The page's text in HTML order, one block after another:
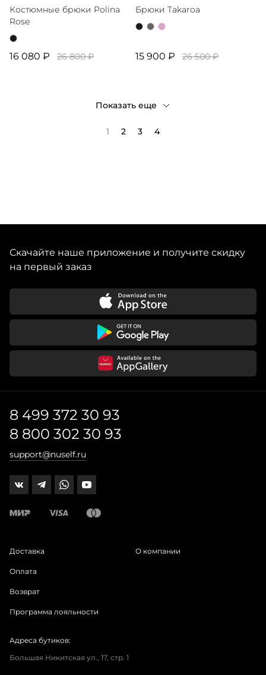
Костюмные брюки Polina
Rose
16 080 ₽ 26 800 ₽
Брюки Takaroa
15 900 ₽ 26 500 ₽
Показать еще
1 2 3 4
Скачайте наше приложение и получите скидку
на первый заказ
8 499 372 30 93
8 800 302 30 93
support@nuself.ru
Доставка
Оплата
Возврат
Программа лояльности
О компании
Адреса бутиков:
Большая Никитская ул., 17, стр. 1